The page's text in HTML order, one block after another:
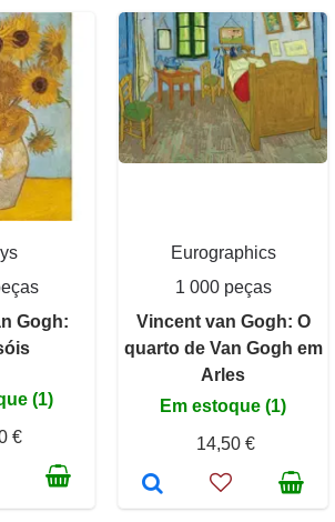
Gogh:
(1)
€
Eurographics
1 000 peças
Vincent van Gogh: O
quarto de Van Gogh em
Arles
Em estoque (1)
14,50 €